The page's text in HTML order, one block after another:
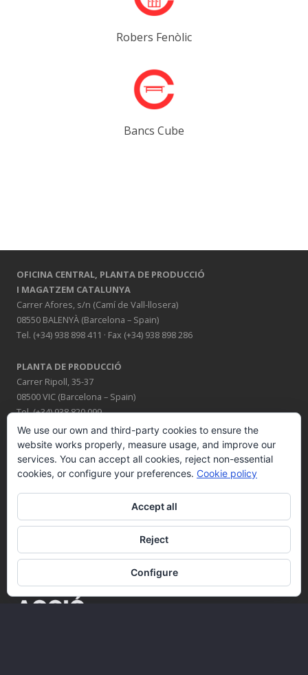
Robers Fenòlic
Bancs Cube
OFICINA CENTRAL, PLANTA DE PRODUCCIÓ
I MAGATZEM CATALUNYA
Carrer Afores, s/n (Camí de Vall-llosera)
08550 BALENYÀ (Barcelona – Spain)
Tel. (+34) 938 898 411 · Fax (+34) 938 898 286
PLANTA DE PRODUCCIÓ
Carrer Ripoll, 35-37
08500 VIC (Barcelona – Spain)
Tel. (+34) 938 820 099
MAGATZEM ANDALUSIA
Calle A, Nave 5
41960 GINES (Sevilla – Spain)
We use our own and third-party cookies to ensure the
website works properly, measure usage, and improve our
services. You can accept all cookies, reject non-essential
cookies, or configure your preferences. Cookie policy
Accept all
Reject
Configure